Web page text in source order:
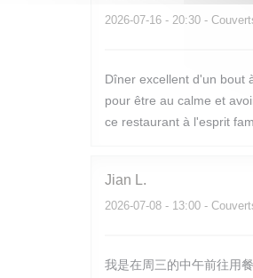
2026-07-16 - 20:30 -
Dîner excellent d'un bout
pour être au calme et
ce restaurant à l'esprit
Jian L
2026-07-08 - 13:00 -
我是在周三的中午前往用